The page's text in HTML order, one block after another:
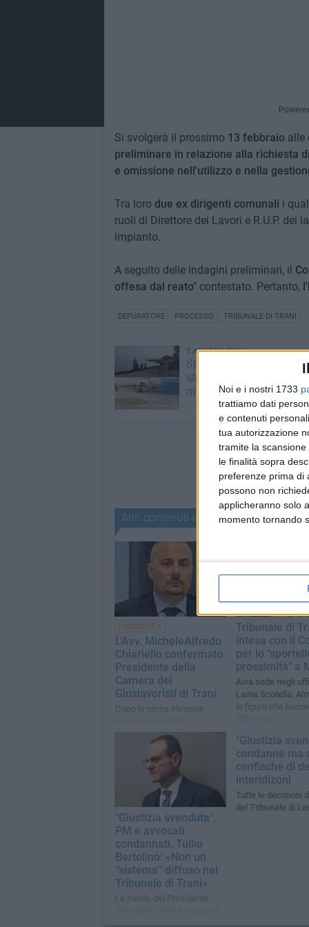
Noi e i nostri 1733
trattiamo dati
e contenuti
tua autorizzazione
tramite la
le finalità sopra
preferenze prima di
possono non
applicheranno solo
momento tornando
Si svolgerà il prossimo 13 febbraioalle
preliminare in relazione alla richiesta
e omissione nell'utilizzo e nella
Tra loro due ex dirigenti comunali i
ruoli di Direttore dei Lavori e R.U.P. dei
impianto.
A seguito delle indagini preliminari, il
offesa dal reato"contestato. Pertanto,
DEPURATORE PROCESSO TRIBUNALE DI TRANI
7 AGOSTO 2026
Spiagge libere, via alla
straordinaria a Molfetta
mareggiate
Altri contenuti a tema
FUORICITTÀ
L'Avv. MicheleAlfredo
Chiariello confermato
Presidente della
Camera dei
Giuslavoristi di Trani
Dopo la prima elezione
confermato per il secondo
Tribunale di
intesa con il
per lo
prossimità" a
Avrà sede negli
Lama Scotella.
le figure che
"Giustizia svenduta",
PM e avvocati
condannati. Tullio
Bertolino: «Non un
“sistema” diffuso nel
Tribunale di Trani»
Le parole del Presidente
Trani
"Giustizia
condanne ma
confische di
interidizoni
Tutte le decisioni
del Tribunale di